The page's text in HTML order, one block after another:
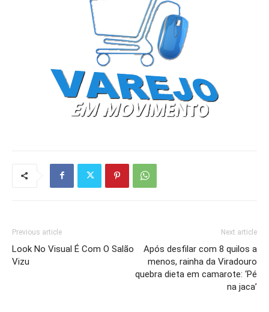
Previous article
Look No Visual É Com O Salão
Vizu
Next article
Após desfilar com 8 quilos a
menos, rainha da Viradouro
quebra dieta em camarote: ‘Pé
na jaca’